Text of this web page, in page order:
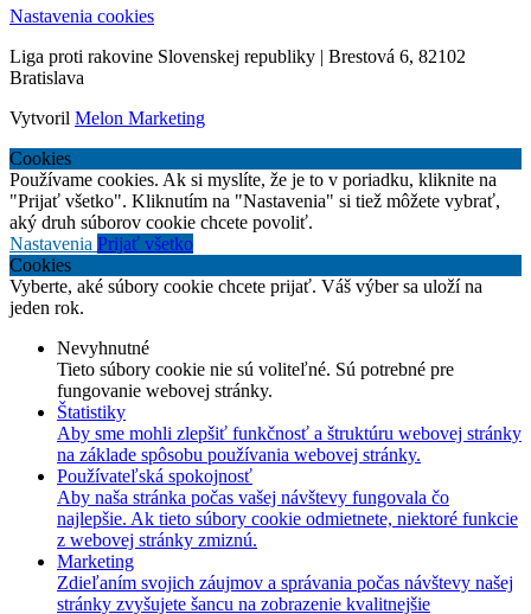
Nastavenia cookies
Liga proti rakovine Slovenskej republiky | Brestová 6, 82102
Bratislava
Vytvoril Melon Marketing
Cookies
Používame cookies. Ak si myslíte, že je to v poriadku, kliknite na
"Prijať všetko". Kliknutím na "Nastavenia" si tiež môžete vybrať,
aký druh súborov cookie chcete povoliť.
Nastavenia Prijať všetko
Cookies
Vyberte, aké súbory cookie chcete prijať. Váš výber sa uloží na
jeden rok.
Nevyhnutné
Tieto súbory cookie nie sú voliteľné. Sú potrebné pre
fungovanie webovej stránky.
Štatistiky
Aby sme mohli zlepšiť funkčnosť a štruktúru webovej stránky
na základe spôsobu používania webovej stránky.
Používateľská spokojnosť
Aby naša stránka počas vašej návštevy fungovala čo
najlepšie. Ak tieto súbory cookie odmietnete, niektoré funkcie
z webovej stránky zmiznú.
Marketing
Zdieľaním svojich záujmov a správania počas návštevy našej
stránky zvyšujete šancu na zobrazenie kvalitnejšie